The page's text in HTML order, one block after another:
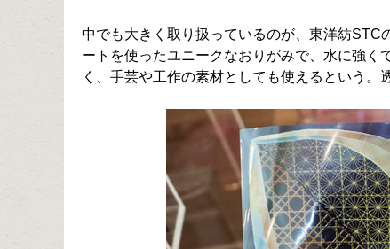
中でも大きく取り扱っているのが、東洋紡
ートを使ったユニークなおりがみで、水に強
く、手芸や工作の素材としても使えるという。